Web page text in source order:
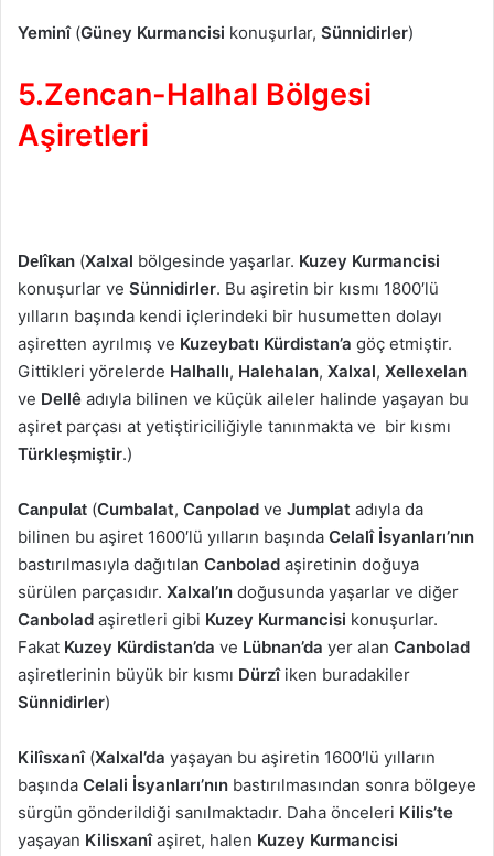
Yeminî (Güney Kurmancisi konuşurlar, Sünnidirler)
5.Zencan-Halhal Bölgesi
Aşiretleri
Delîkan (Xalxal bölgesinde yaşarlar. Kuzey Kurmancisi
konuşurlar ve Sünnidirler. Bu aşiretin bir kısmı 1800′lü
yılların başında kendi içlerindeki bir husumetten dolayı
aşiretten ayrılmış ve Kuzeybatı Kürdistan’a göç etmiştir.
Gittikleri yörelerde Halhallı, Halehalan, Xalxal, Xellexelan
ve Dellê adıyla bilinen ve küçük aileler halinde yaşayan bu
aşiret parçası at yetiştiriciliğiyle tanınmakta ve bir kısmı
Türkleşmiştir.)
Canpulat (Cumbalat, Canpolad ve Jumplat adıyla da
bilinen bu aşiret 1600′lü yılların başında Celalî İsyanları’nın
bastırılmasıyla dağıtılan Canbolad aşiretinin doğuya
sürülen parçasıdır. Xalxal’ın doğusunda yaşarlar ve diğer
Canbolad aşiretleri gibi Kuzey Kurmancisi konuşurlar.
Fakat Kuzey Kürdistan’da ve Lübnan’da yer alan Canbolad
aşiretlerinin büyük bir kısmı Dürzî iken buradakiler
Sünnidirler)
Kilîsxanî (Xalxal’da yaşayan bu aşiretin 1600′lü yılların
başında Celali İsyanları’nın bastırılmasından sonra bölgeye
sürgün gönderildiği sanılmaktadır. Daha önceleri Kilis’te
yaşayan Kilisxanîaşiret, halen Kuzey Kurmancisi